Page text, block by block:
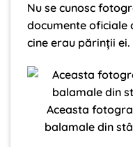
Nu se cunosc
documente oficiale
cine erau părinții ei.
Aceasta
balamale din